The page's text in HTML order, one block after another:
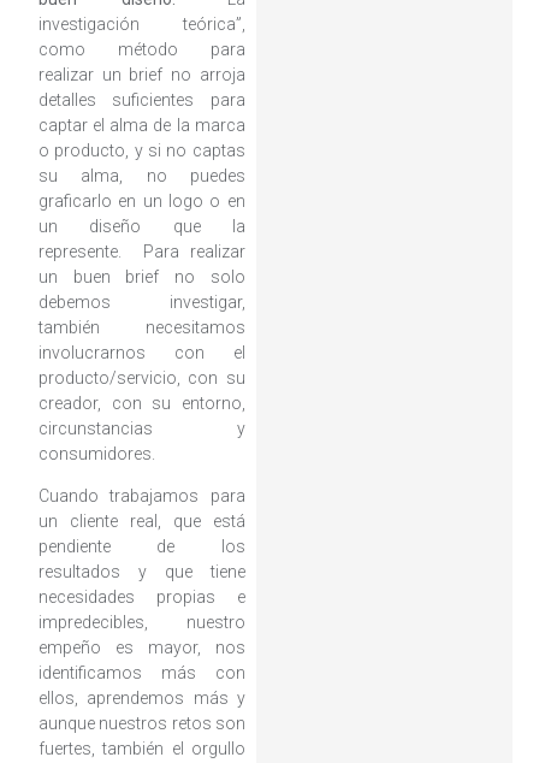
investigación teórica”,
como método para
realizar un brief no arroja
detalles suficientes para
captar el alma de la marca
o producto, y si no captas
su alma, no puedes
graficarlo en un logo o en
un diseño que la
represente. Para realizar
un buen brief no solo
debemos investigar,
también necesitamos
involucrarnos con el
producto/servicio, con su
creador, con su entorno,
circunstancias y
consumidores.
Cuando trabajamos para
un cliente real, que está
pendiente de los
resultados y que tiene
necesidades propias e
impredecibles, nuestro
empeño es mayor, nos
identificamos más con
ellos, aprendemos más y
aunque nuestros retos son
fuertes, también el orgullo